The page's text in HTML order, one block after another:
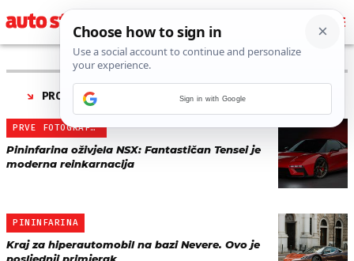
PRONAĐENO 5 REZULTATA ZA TAG “
PRVE FOTOGRAFIJE
Pininfarina oživjela NSX: Fantastičan Tensei je
moderna reinkarnacija
PININFARINA
Kraj za hiperautomobil na bazi Nevere. Ovo je
Sign in with Google